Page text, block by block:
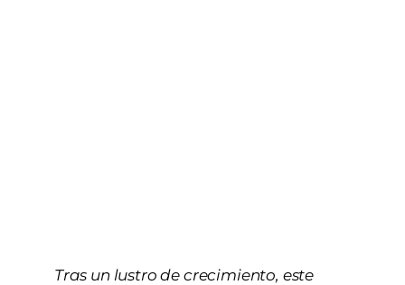
Tras un lustro de crecimiento, este